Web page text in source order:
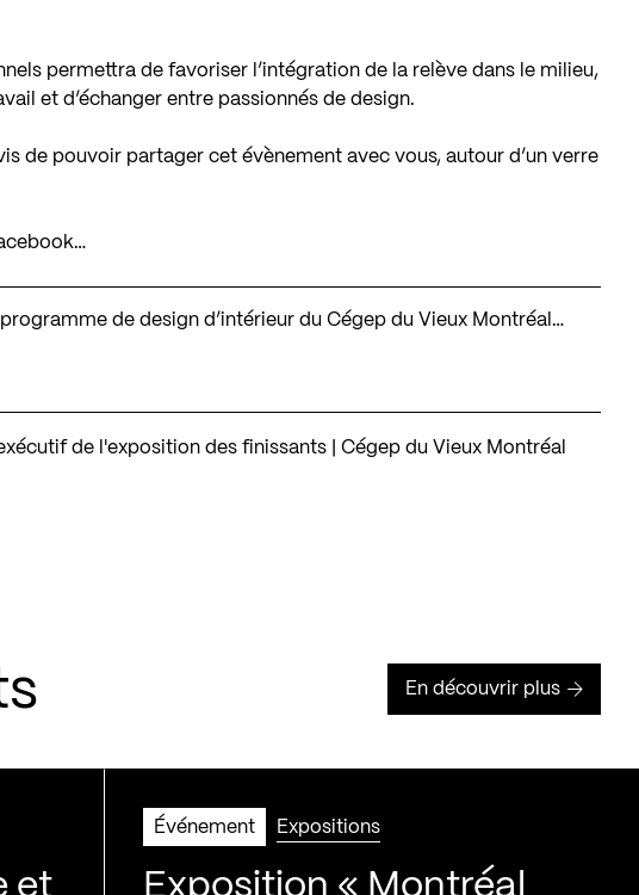
permettra de favoriser l’intégration de la relève dans le milieu,
et d’échanger entre passionnés de design.
de pouvoir partager cet évènement avec vous, autour d’un verre
de design d’intérieur du Cégep du Vieux Montréal…
de l'exposition des finissants | Cégep du Vieux Montréal
En découvrir plus
et
Événement Expositions
Exposition « Montréal